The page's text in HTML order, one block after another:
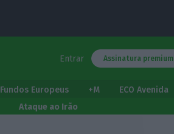
Entrar Assinatura premium
Fundos Europeus +M
ECO Avenida
Ataque ao Irão